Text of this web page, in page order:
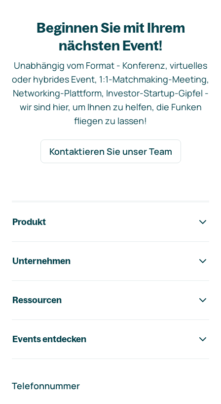
Beginnen Sie mit Ihrem
nächsten Event!
Unabhängig vom Format - Konferenz, virtuelles
oder hybrides Event, 1:1-Matchmaking-Meeting,
Networking-Plattform, Investor-Startup-Gipfel -
wir sind hier, um Ihnen zu helfen, die Funken
fliegen zu lassen!
Kontaktieren Sie unser Team
Produkt
Unternehmen
Ressourcen
Events entdecken
Telefonnummer